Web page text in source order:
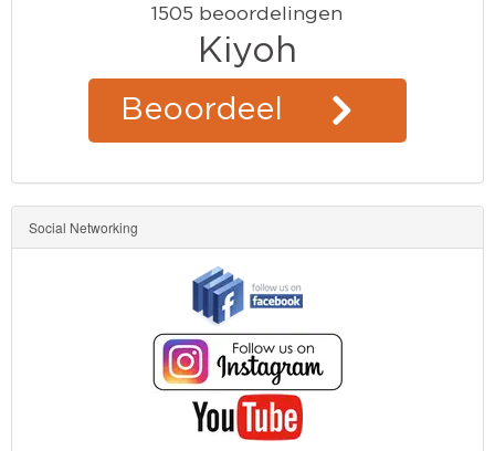
Social Networking